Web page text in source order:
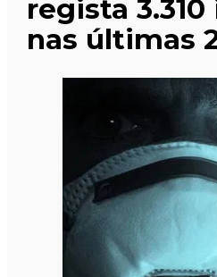
regista
nas últimas